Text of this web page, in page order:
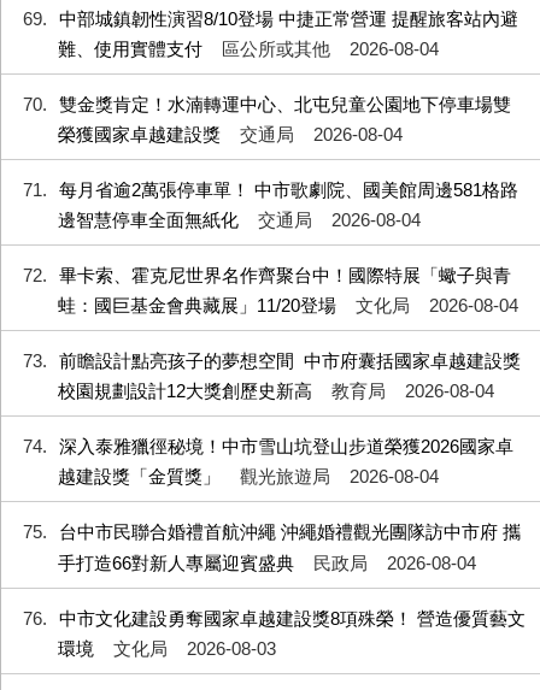
69
中部城鎮韌性演習8/10登場 中捷正常營運 提醒旅客站內避
難、使用實體支付
區公所或其他 2026-08-04
70
雙金獎肯定！水湳轉運中心、北屯兒童公園地下停車場雙
榮獲國家卓越建設獎
交通局 2026-08-04
71
每月省逾2萬張停車單！ 中市歌劇院、國美館周邊581格路
邊智慧停車全面無紙化
交通局 2026-08-04
72
畢卡索、霍克尼世界名作齊聚台中！國際特展「蠍子與青
蛙：國巨基金會典藏展」11/20登場
文化局 2026-08-04
73
前瞻設計點亮孩子的夢想空間 中市府囊括國家卓越建設獎
校園規劃設計12大獎創歷史新高
教育局 2026-08-04
74
深入泰雅獵徑秘境！中市雪山坑登山步道榮獲2026國家卓
越建設獎「金質獎」
觀光旅遊局 2026-08-04
75
台中市民聯合婚禮首航沖繩 沖繩婚禮觀光團隊訪中市府 攜
手打造66對新人專屬迎賓盛典
民政局 2026-08-04
76
中市文化建設勇奪國家卓越建設獎8項殊榮！ 營造優質藝文
環境
文化局 2026-08-03